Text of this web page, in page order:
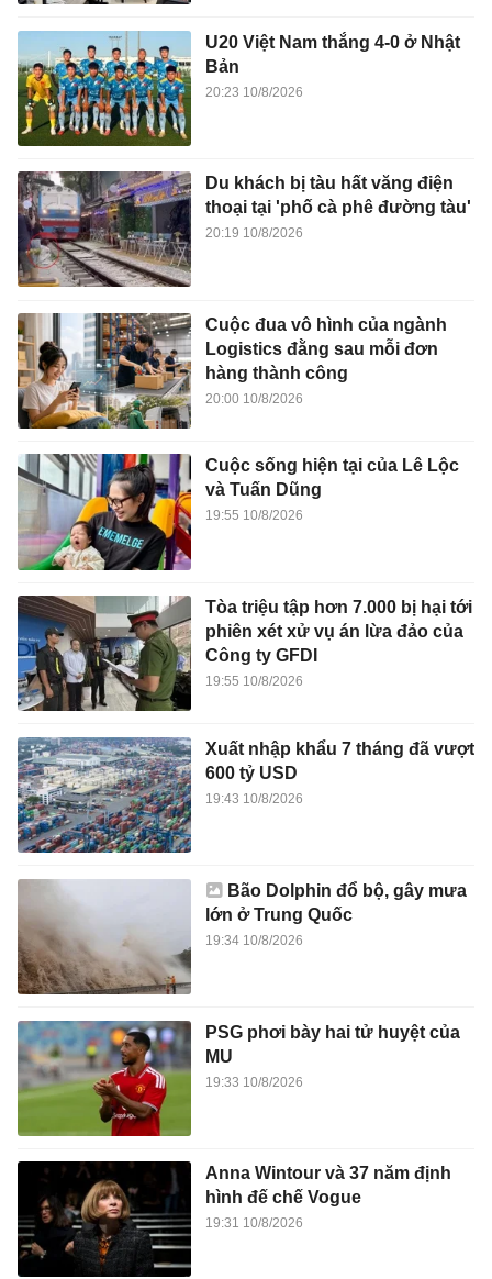
U20 Việt Nam thắng 4-0 ở Nhật
Bản
20:23 10/8/2026
Du khách bị tàu hất văng điện
thoại tại 'phố cà phê đường tàu'
20:19 10/8/2026
Cuộc đua vô hình của ngành
Logistics đằng sau mỗi đơn
hàng thành công
20:00 10/8/2026
Cuộc sống hiện tại của Lê Lộc
và Tuấn Dũng
19:55 10/8/2026
Tòa triệu tập hơn 7.000 bị hại tới
phiên xét xử vụ án lừa đảo của
Công ty GFDI
19:55 10/8/2026
Xuất nhập khẩu 7 tháng đã vượt
600 tỷ USD
19:43 10/8/2026
Bão Dolphin đổ bộ, gây mưa
lớn ở Trung Quốc
19:34 10/8/2026
PSG phơi bày hai tử huyệt của
MU
19:33 10/8/2026
Anna Wintour và 37 năm định
hình đế chế Vogue
19:31 10/8/2026